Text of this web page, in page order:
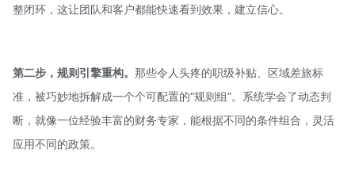
整闭环，这让团队和客户都能快速看到效果，建立信心。
第二步，规则引擎重构。 那些令人头疼的职级补贴、区域差旅标
准，被巧妙地拆解成一个个可配置的“规则组”。系统学会了动态判
断，就像一位经验丰富的财务专家，能根据不同的条件组合，灵活
应用不同的政策。